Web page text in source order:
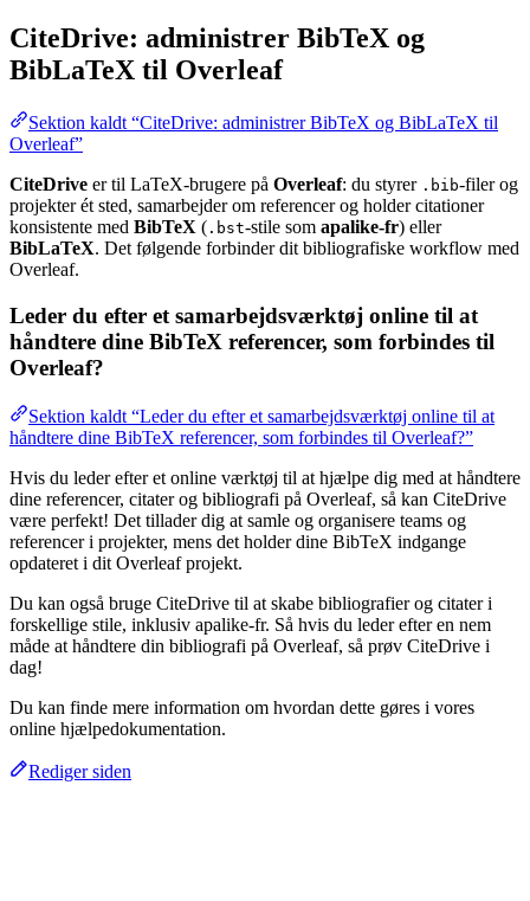
CiteDrive: administrer BibTeX og
BibLaTeX til Overleaf
Sektion kaldt “CiteDrive: administrer BibTeX og BibLaTeX til
Overleaf”
CiteDrive er til LaTeX-brugere på Overleaf: du styrer .bib-filer og
projekter ét sted, samarbejder om referencer og holder citationer
konsistente med BibTeX ( .bst-stile som apalike-fr) eller
BibLaTeX. Det følgende forbinder dit bibliografiske workflow med
Overleaf.
Leder du efter et samarbejdsværktøj online til at
håndtere dine BibTeX referencer, som forbindes til
Overleaf?
Sektion kaldt “Leder du efter et samarbejdsværktøj online til at
håndtere dine BibTeX referencer, som forbindes til Overleaf?”
Hvis du leder efter et online værktøj til at hjælpe dig med at håndtere
dine referencer, citater og bibliografi på Overleaf, så kan CiteDrive
være perfekt! Det tillader dig at samle og organisere teams og
referencer i projekter, mens det holder dine BibTeX indgange
opdateret i dit Overleaf projekt.
Du kan også bruge CiteDrive til at skabe bibliografier og citater i
forskellige stile, inklusiv apalike-fr. Så hvis du leder efter en nem
måde at håndtere din bibliografi på Overleaf, så prøv CiteDrive i
dag!
Du kan finde mere information om hvordan dette gøres i vores
online hjælpedokumentation.
Rediger siden